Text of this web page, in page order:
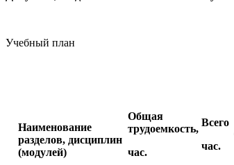
искусств
Ветеринария и
Подготовка к
аккредитации
Учебный план
Наименование
разделов, дисциплин
(модулей)
Общая
трудоемкость,
час.
Всего
час.